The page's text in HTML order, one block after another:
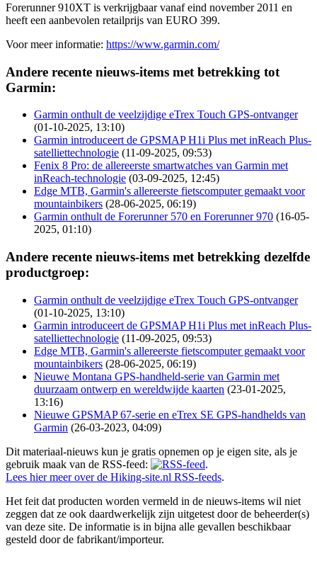
Forerunner 910XT is verkrijgbaar vanaf eind november 2011 en
heeft een aanbevolen retailprijs van EURO 399.
Voor meer informatie: https://www.garmin.com/
Andere recente nieuws-items met betrekking tot
Garmin:
Garmin onthult de veelzijdige eTrex Touch GPS-ontvanger
(01-10-2025, 13:10)
Garmin introduceert de GPSMAP H1i Plus met inReach Plus-
satelliettechnologie (11-09-2025, 09:53)
Fenix 8 Pro: de allereerste smartwatches van Garmin met
inReach-technologie (03-09-2025, 12:45)
Edge MTB, Garmin's allereerste fietscomputer gemaakt voor
mountainbikers (28-06-2025, 06:19)
Garmin onthult de Forerunner 570 en Forerunner 970 (16-05-
2025, 01:10)
Andere recente nieuws-items met betrekking dezelfde
productgroep:
Garmin onthult de veelzijdige eTrex Touch GPS-ontvanger
(01-10-2025, 13:10)
Garmin introduceert de GPSMAP H1i Plus met inReach Plus-
satelliettechnologie (11-09-2025, 09:53)
Edge MTB, Garmin's allereerste fietscomputer gemaakt voor
mountainbikers (28-06-2025, 06:19)
Nieuwe Montana GPS-handheld-serie van Garmin met
duurzaam ontwerp en wereldwijde kaarten (23-01-2025,
13:16)
Nieuwe GPSMAP 67-serie en eTrex SE GPS-handhelds van
Garmin (26-03-2023, 04:09)
Dit materiaal-nieuws kun je gratis opnemen op je eigen site, als je
gebruik maak van de RSS-feed:
.
Lees hier meer over de Hiking-site.nl RSS-feeds.
Het feit dat producten worden vermeld in de nieuws-items wil niet
zeggen dat ze ook daardwerkelijk zijn uitgetest door de beheerder(s)
van deze site. De informatie is in bijna alle gevallen beschikbaar
gesteld door de fabrikant/importeur.